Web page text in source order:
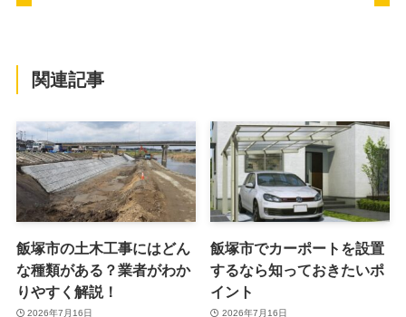
関連記事
飯塚市の土木工事にはどん
な種類がある？業者がわか
りやすく解説！
2026年7月16日
飯塚市でカーポートを設置
するなら知っておきたいポ
イント
2026年7月16日